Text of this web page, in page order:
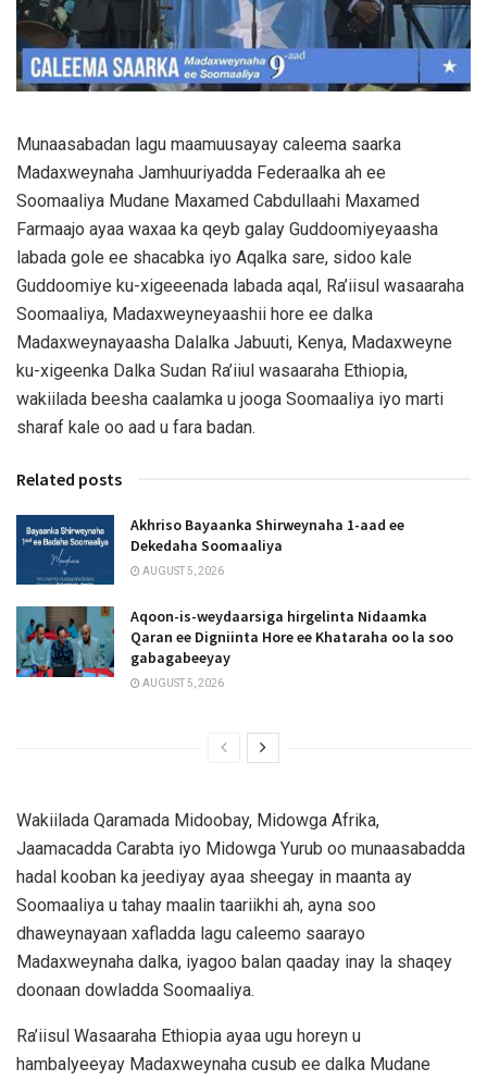
Munaasabadan lagu maamuusayay caleema saarka
Madaxweynaha Jamhuuriyadda Federaalka ah ee
Soomaaliya Mudane Maxamed Cabdullaahi Maxamed
Farmaajo ayaa waxaa ka qeyb galay Guddoomiyeyaasha
labada gole ee shacabka iyo Aqalka sare, sidoo kale
Guddoomiye ku-xigeeenada labada aqal, Ra’iisul wasaaraha
Soomaaliya, Madaxweyneyaashii hore ee dalka
Madaxweynayaasha Dalalka Jabuuti, Kenya, Madaxweyne
ku-xigeenka Dalka Sudan Ra’iiul wasaaraha Ethiopia,
wakiilada beesha caalamka u jooga Soomaaliya iyo marti
sharaf kale oo aad u fara badan.
Related posts
Akhriso Bayaanka Shirweynaha 1-aad ee
Dekedaha Soomaaliya
AUGUST 5, 2026
Aqoon-is-weydaarsiga hirgelinta Nidaamka
Qaran ee Digniinta Hore ee Khataraha oo la soo
gabagabeeyay
AUGUST 5, 2026
Wakiilada Qaramada Midoobay, Midowga Afrika,
Jaamacadda Carabta iyo Midowga Yurub oo munaasabadda
hadal kooban ka jeediyay ayaa sheegay in maanta ay
Soomaaliya u tahay maalin taariikhi ah, ayna soo
dhaweynayaan xafladda lagu caleemo saarayo
Madaxweynaha dalka, iyagoo balan qaaday inay la shaqey
doonaan dowladda Soomaaliya.
Ra’iisul Wasaaraha Ethiopia ayaa ugu horeyn u
hambalyeeyay Madaxweynaha cusub ee dalka Mudane